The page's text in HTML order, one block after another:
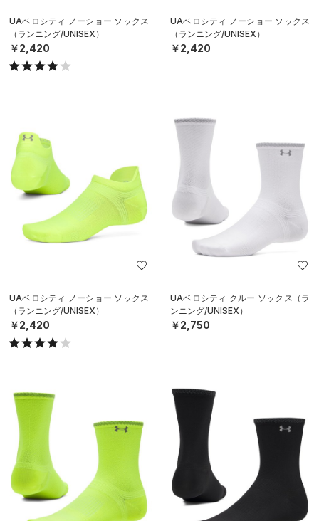
UAベロシティ ノーショー ソックス
（ランニング/UNISEX）
￥2,420
UAベロシティ ノーショー ソックス
（ランニング/UNISEX）
￥2,420
UAベロシティ ノーショー ソックス
（ランニング/UNISEX）
￥2,420
UAベロシティ クルー ソックス（ラ
ンニング/UNISEX）
￥2,750